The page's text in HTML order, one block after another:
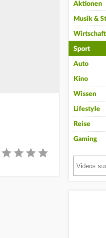
Aktionen
Musik &
Wirtschaft
Sport
Auto
Kino
Wissen
Lifestyle
Reise
Gaming